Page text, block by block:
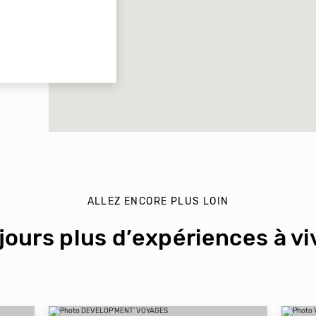
ALLEZ ENCORE PLUS LOIN
plus d’expériences à